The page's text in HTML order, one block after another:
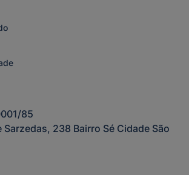
85
Sarzedas, 238 Bairro Sé Cidade São